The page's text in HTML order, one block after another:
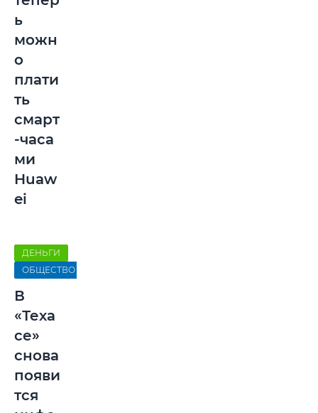
ь
можн
о
плати
ть
смарт
-часа
ми
Huaw
ei
ДЕНЬГИ
ОБЩЕСТВО
В
«Теха
се»
снова
появи
тся